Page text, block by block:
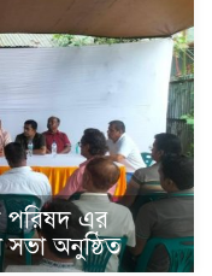
পরিষদ এর
অনুষ্ঠিত